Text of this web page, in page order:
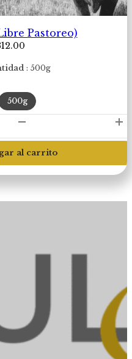
Pastoreo)
500g
500g
al carrito